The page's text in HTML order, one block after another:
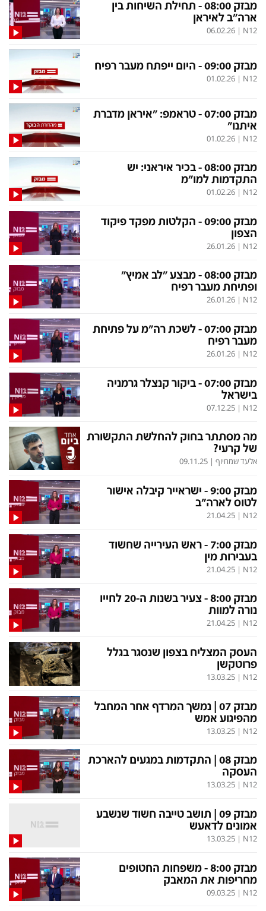
מבזק 08:00 - תחילת השיחות בין
ארה"ב לאיראן
N12
|
06.02.26
מבזק 09:00 - היום ייפתח מעבר רפיח
N12
|
01.02.26
מבזק 07:00 - טראמפ: "איראן מדברת
איתנו"
N12
|
01.02.26
מבזק 08:00 - בכיר איראני: יש
התקדמות למו"מ
N12
|
01.02.26
מבזק 09:00 - הקלטות מפקד פיקוד
הצפון
N12
|
26.01.26
מבזק 08:00 - מבצע "לב אמיץ"
ופתיחת מעבר רפיח
N12
|
26.01.26
מבזק 07:00 - לשכת רה"מ על פתיחת
מעבר רפיח
N12
|
26.01.26
מבזק 07:00 - ביקור קנצלר גרמניה
בישראל
N12
|
07.12.25
מה מסתתר בחוק להחלשת התקשורת
של קרעי?
אלעד שמחיוף |
09.11.25
מבזק 9:00 - ישראייר קיבלה אישור
לטוס לארה"ב
N12
|
21.04.25
מבזק 7:00 - ראש העירייה שחשוד
בעבירות מין
N12
|
21.04.25
מבזק 8:00 - צעיר בשנות ה-20 לחייו
נורה למוות
N12
|
21.04.25
העסק המצליח בצפון שנסגר בגלל
פרוטקשן
N12
|
13.03.25
מבזק 07 | נמשך המרדף אחר המחבל
מהפיגוע אמש
N12
|
13.03.25
מבזק 08 | התקדמות במגעים להארכת
העסקה
N12
|
13.03.25
מבזק 09 | תושב טייבה חשוד שנשבע
אמונים לדאעש
N12
|
13.03.25
מבזק 8:00 - משפחות החטופים
מחריפות את המאבק
N12
|
09.03.25